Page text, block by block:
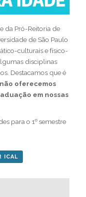
da Pró-Reitoria de
de São Paulo
culturais e físico-
disciplinas
Destacamos que é
não oferecemos
em nossas
para o 1º semestre
ICAL